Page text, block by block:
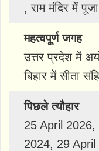
, राम मंदिर में
महत्वपूर्ण जगह
उत्तर प्रदेश में
बिहार में सीता
पिछले त्यौहार
25 April
2024, 29 April